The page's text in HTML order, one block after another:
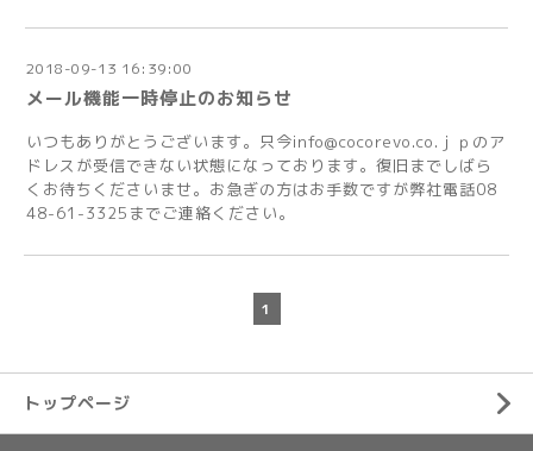
2018-09-13 16:39:00
メール機能一時停止のお知らせ
いつもありがとうございます。只今info@cocorevo.co.ｊｐのア
ドレスが受信できない状態になっております。復旧までしばら
くお待ちくださいませ。お急ぎの方はお手数ですが弊社電話08
48-61-3325までご連絡ください。
1
トップページ